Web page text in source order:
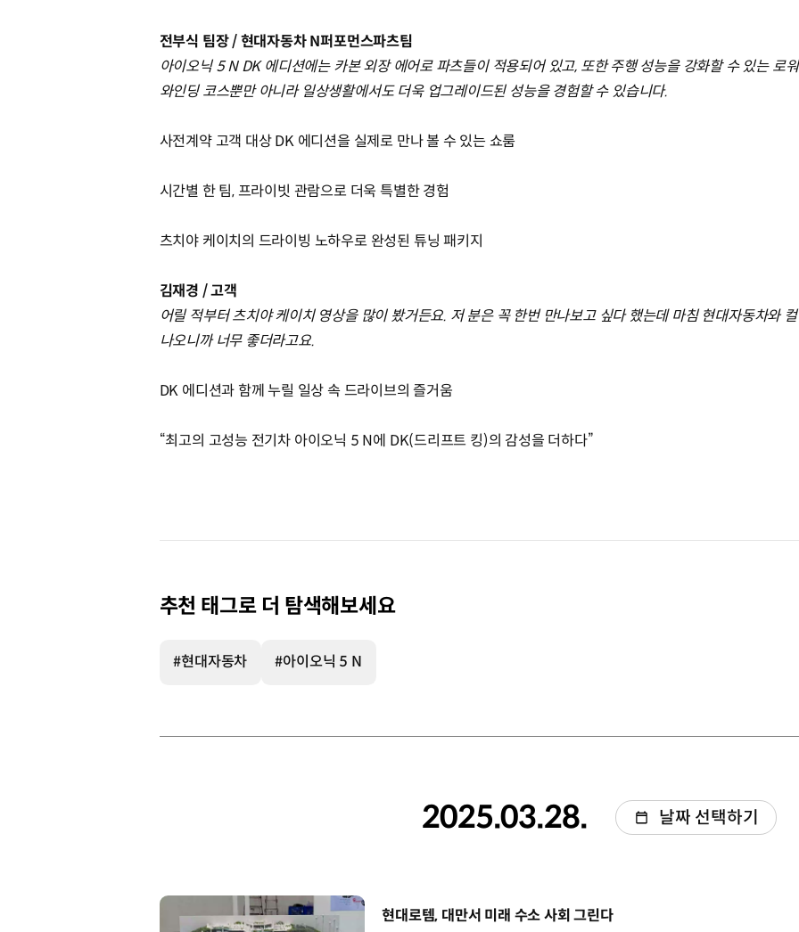
전부식 팀장 / 현대자동차 N퍼포먼스파츠팀
아이오닉 5 N DK 에디션에는 카본 외장 에어로 파츠들이 적용되어 있고, 또한 주행 성능을 강화할 수 있는 로
와인딩 코스뿐만 아니라 일상생활에서도 더욱 업그레이드된 성능을 경험할 수 있습니다.
사전계약 고객 대상 DK 에디션을 실제로 만나 볼 수 있는 쇼룸
시간별 한 팀, 프라이빗 관람으로 더욱 특별한 경험
츠치야 케이치의 드라이빙 노하우로 완성된 튜닝 패키지
김재경 / 고객
어릴 적부터 츠치야 케이치 영상을 많이 봤거든요. 저 분은 꼭 한번 만나보고 싶다 했는데 마침 현대자동차와
나오니까 너무 좋더라고요.
DK 에디션과 함께 누릴 일상 속 드라이브의 즐거움
“최고의 고성능 전기차 아이오닉 5 N에 DK(드리프트 킹)의 감성을 더하다”
추천 태그로 더 탐색해보세요
#현대자동차 #아이오닉 5 N
2025.03.28. 날짜 선택하기
[동영상]
현대로템, 대만서 미래 수소 사회 그린다